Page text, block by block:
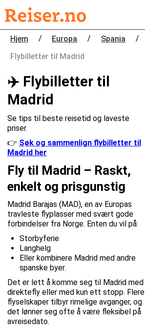
Hjem / Europa / Spania /
Flybilletter til Madrid
✈️ Flybilletter til
Madrid
Se tips til beste reisetid og laveste
priser.
👉 Søk og sammenlign flybilletter til
Madrid her
Fly til Madrid – Raskt,
enkelt og prisgunstig
Madrid Barajas (MAD), en av Europas
travleste flyplasser med svært gode
forbindelser fra Norge. Enten du vil på:
Storbyferie
Langhelg
Eller kombinere Madrid med andre
spanske byer.
Det er lett å komme seg til Madrid med
direktefly eller med kun ett stopp. Flere
flyselskaper tilbyr rimelige avganger, og
det lønner seg ofte å være fleksibel på
avreisedato.